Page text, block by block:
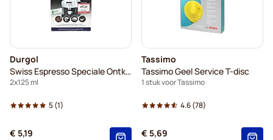
Durgol
Swiss Espresso Speciale Ontkalker
2x125 ml
5(1)
€ 5,19
Tassimo
Tassimo Geel Service T-disc
1 stuk voor Tassimo
4.6(78)
€ 5,69